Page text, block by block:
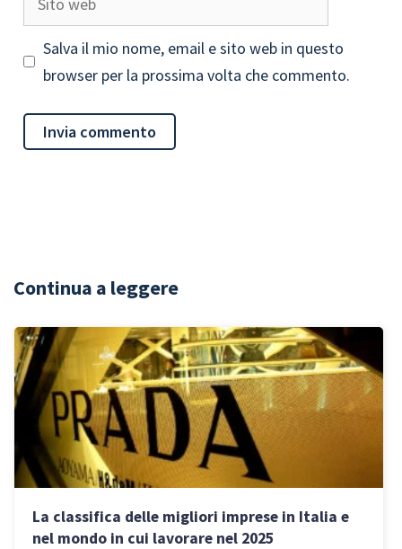
web
Salva il mio nome, email e sito web in questo
browser per la prossima volta che commento.
Continua a leggere
La classifica delle migliori imprese in Italia e
nel mondo in cui lavorare nel 2025